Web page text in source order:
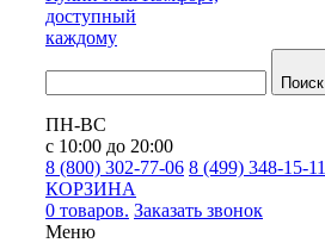
доступный
каждому
Поиск
ПН-ВС
с 10:00 до 20:00
8 (800) 302-77-06 8 (499) 348-15-11
КОРЗИНА
0 товаров. Заказать звонок
Меню